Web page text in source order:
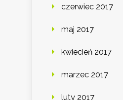
czerwiec 2017
maj 2017
kwiecień 2017
marzec 2017
luty 2017